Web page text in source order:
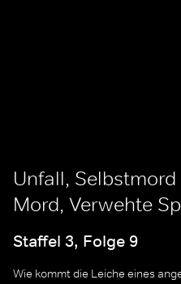
Unfall,
Mord, Verwehte
Staffel 3, Folge 9
Wie kommt die Leiche eines